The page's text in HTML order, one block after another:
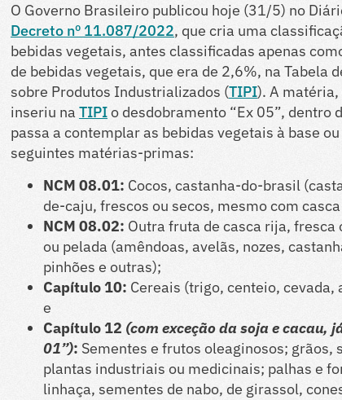
O Governo Brasileiro publicou hoje (31/5) no
Decreto nº 11.087/2022, que cria uma
bebidas vegetais, antes classificadas apenas
de bebidas vegetais, que era de 2,6%, na Tabela
sobre Produtos Industrializados (TIPI). A
inseriu naTIPIo desdobramento “Ex 05”, dentro
passa a contemplar as bebidas vegetais à base
seguintes matérias-primas:
NCM 08.01: Cocos, castanha-do-brasil
de-caju, frescos ou secos, mesmo com
NCM 08.02: Outra fruta de casca rija, fresca
ou pelada (amêndoas, avelãs, nozes,
pinhões e outras);
Capítulo 10: Cereais (trigo, centeio, cevada,
e
Capítulo 12 (com exceção da soja e cacau,
01”): Sementes e frutos oleaginosos; grãos,
plantas industriais ou medicinais; palhas e
linhaça, sementes de nabo, de girassol,